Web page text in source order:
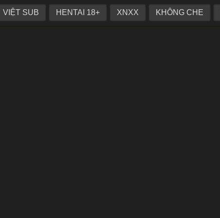
VIỆT SUB HENTAI 18+ XNXX KHÔNG CHE
qua những màn chăm sóc tận tâm